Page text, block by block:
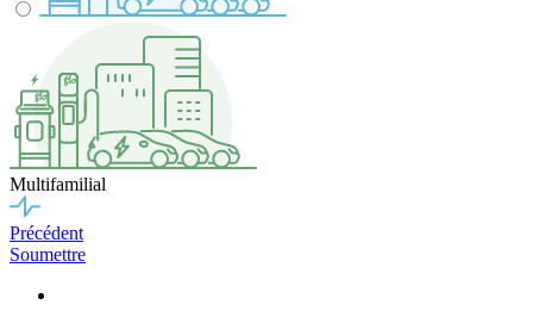
Multifamilial
Précédent
Soumettre